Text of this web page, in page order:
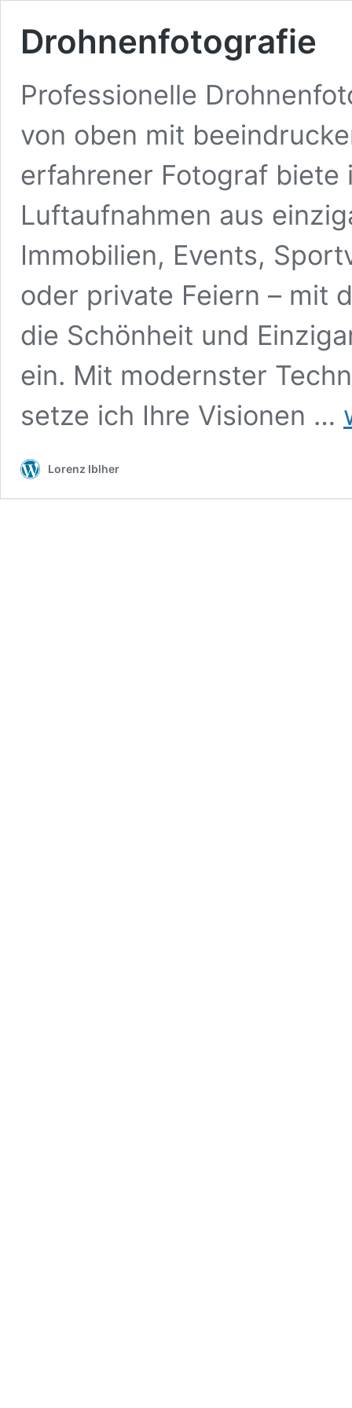
Drohnenfotografie
Professionelle
von oben mit
erfahrener Fotograf
Luftaufnahmen aus
Immobilien, Events,
oder private Feiern – mit
die Schönheit und
ein. Mit modernster
setze ich Ihre Visionen …
Lorenz Iblher